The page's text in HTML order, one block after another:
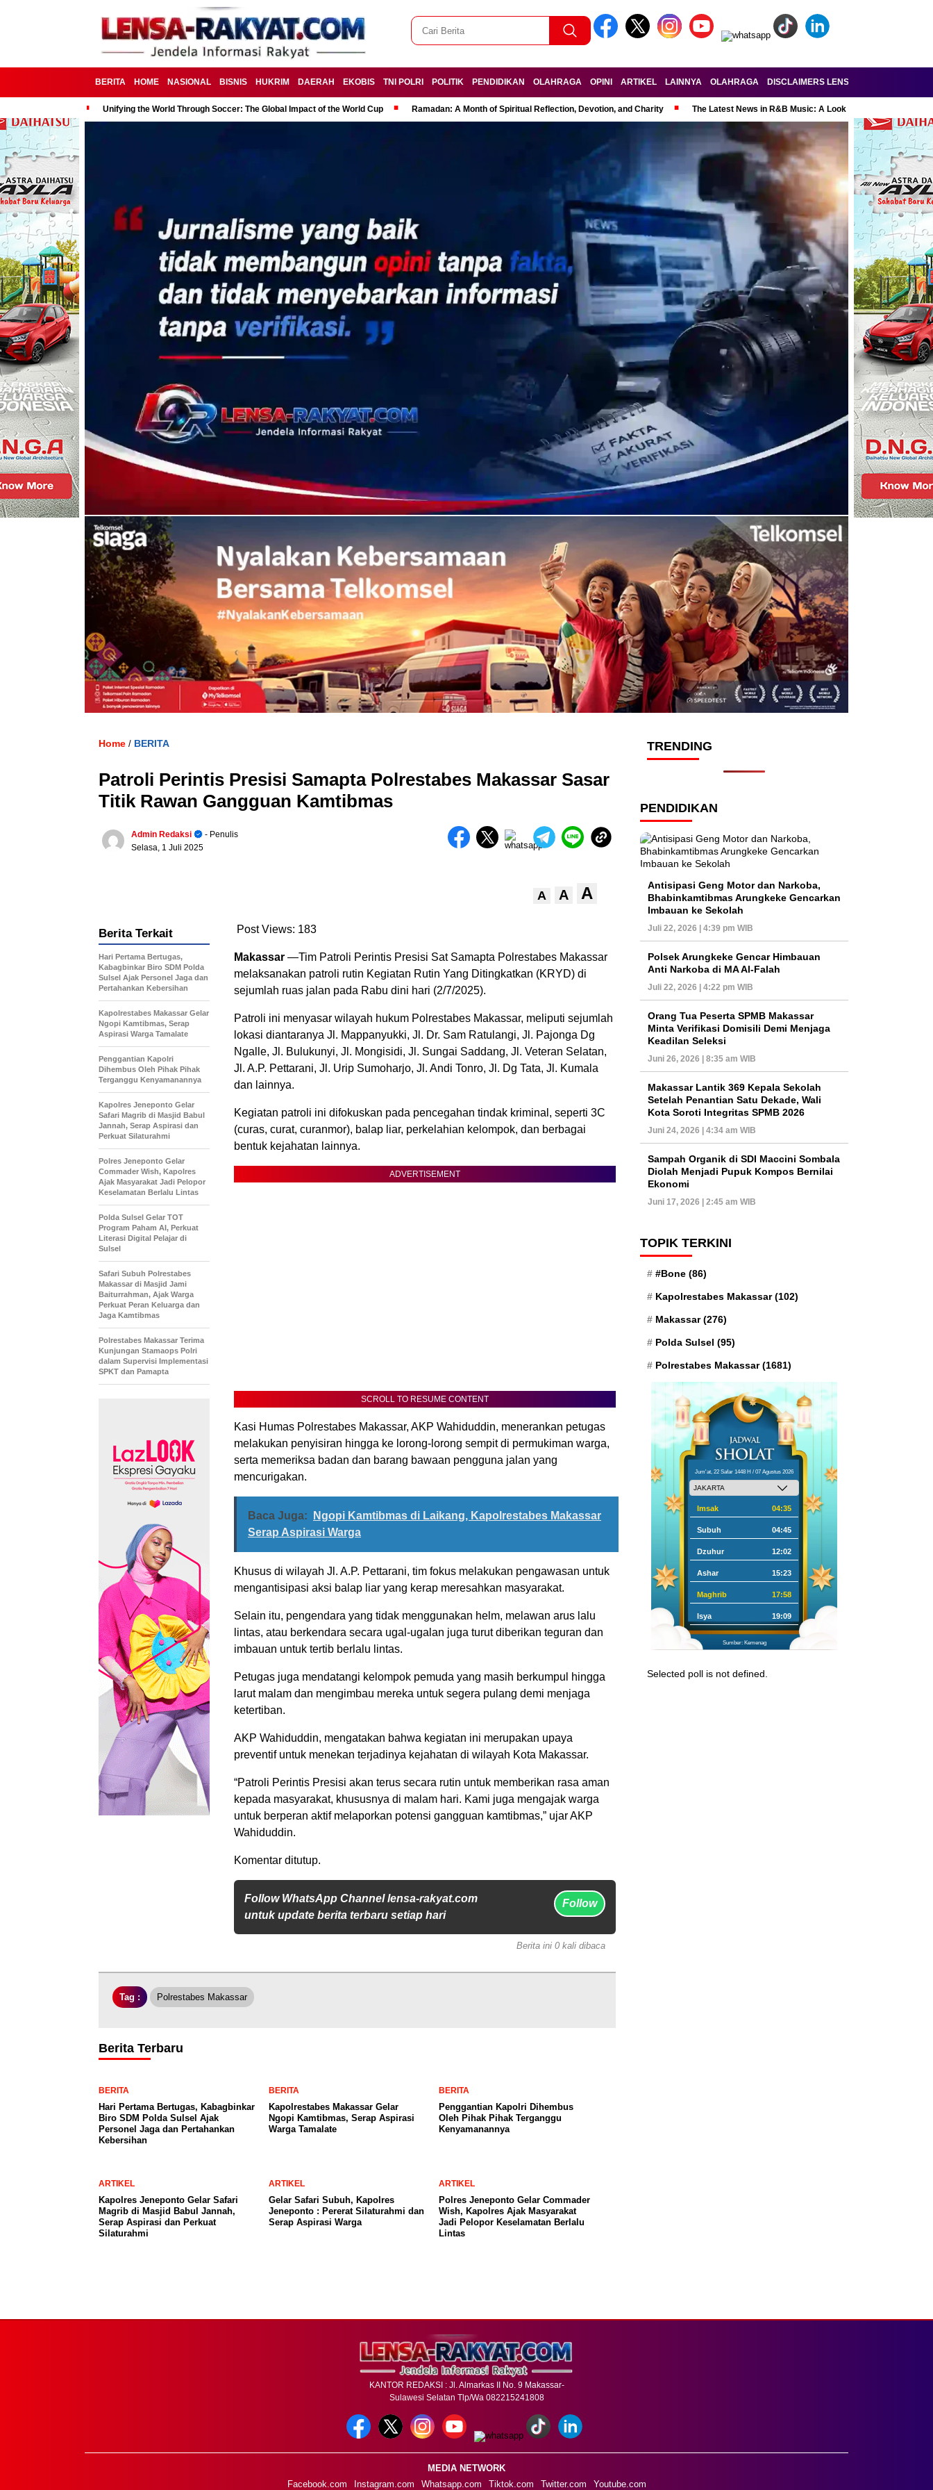
BERITA HOME NASIONAL BISNIS HUKRIM DAERAH EKOBIS TNI POLRI POLITIK PENDIDIKAN OLAHRAGA OPINI ARTIKEL LAINNYA OLAHRAGA DISCLAIMERS LENSA-RAKYAT.COM
Unifying the World Through Soccer: The Global Impact of the World Cup Ramadan: A Month of Spiritual Reflection, Devotion, and Charity The Latest News in R&B Music: A Look at Super Bowl
Home / BERITA
Patroli Perintis Presisi Samapta Polrestabes Makassar Sasar
Titik Rawan Gangguan Kamtibmas
Admin Redaksi
- Penulis
Selasa, 1 Juli 2025
A A A
Post Views: 183
Makassar —Tim Patroli Perintis Presisi Sat Samapta Polrestabes Makassar
melaksanakan patroli rutin Kegiatan Rutin Yang Ditingkatkan (KRYD) di
sejumlah ruas jalan pada Rabu dini hari (2/7/2025).
Patroli ini menyasar wilayah hukum Polrestabes Makassar, meliputi sejumlah
lokasi diantaranya Jl. Mappanyukki, Jl. Dr. Sam Ratulangi, Jl. Pajonga Dg
Ngalle, Jl. Bulukunyi, Jl. Mongisidi, Jl. Sungai Saddang, Jl. Veteran Selatan,
Jl. A.P. Pettarani, Jl. Urip Sumoharjo, Jl. Andi Tonro, Jl. Dg Tata, Jl. Kumala
dan lainnya.
Kegiatan patroli ini difokuskan pada pencegahan tindak kriminal, seperti 3C
(curas, curat, curanmor), balap liar, perkelahian kelompok, dan berbagai
bentuk kejahatan lainnya.
ADVERTISEMENT
SCROLL TO RESUME CONTENT
Kasi Humas Polrestabes Makassar, AKP Wahiduddin, menerankan petugas
melakukan penyisiran hingga ke lorong-lorong sempit di permukiman warga,
serta memeriksa badan dan barang bawaan pengguna jalan yang
mencurigakan.
Baca Juga:
Ngopi Kamtibmas di Laikang, Kapolrestabes Makassar
Serap Aspirasi Warga
Khusus di wilayah Jl. A.P. Pettarani, tim fokus melakukan pengawasan untuk
mengantisipasi aksi balap liar yang kerap meresahkan masyarakat.
Selain itu, pengendara yang tidak menggunakan helm, melawan arus lalu
lintas, atau berkendara secara ugal-ugalan juga turut diberikan teguran dan
imbauan untuk tertib berlalu lintas.
Petugas juga mendatangi kelompok pemuda yang masih berkumpul hingga
larut malam dan mengimbau mereka untuk segera pulang demi menjaga
ketertiban.
AKP Wahiduddin, mengatakan bahwa kegiatan ini merupakan upaya
preventif untuk menekan terjadinya kejahatan di wilayah Kota Makassar.
“Patroli Perintis Presisi akan terus secara rutin untuk memberikan rasa aman
kepada masyarakat, khususnya di malam hari. Kami juga mengajak warga
untuk berperan aktif melaporkan potensi gangguan kamtibmas,” ujar AKP
Wahiduddin.
Komentar ditutup.
Follow WhatsApp Channel lensa-rakyat.com
untuk update berita terbaru setiap hari
Follow
Berita Terkait
Hari Pertama Bertugas,
Kabagbinkar Biro SDM Polda
Sulsel Ajak Personel Jaga dan
Pertahankan Kebersihan
Kapolrestabes Makassar Gelar
Ngopi Kamtibmas, Serap
Aspirasi Warga Tamalate
Penggantian Kapolri
Dihembus Oleh Pihak Pihak
Terganggu Kenyamanannya
Kapolres Jeneponto Gelar
Safari Magrib di Masjid Babul
Jannah, Serap Aspirasi dan
Perkuat Silaturahmi
Polres Jeneponto Gelar
Commader Wish, Kapolres
Ajak Masyarakat Jadi Pelopor
Keselamatan Berlalu Lintas
Polda Sulsel Gelar TOT
Program Paham AI, Perkuat
Literasi Digital Pelajar di
Sulsel
Safari Subuh Polrestabes
Makassar di Masjid Jami
Baiturrahman, Ajak Warga
Perkuat Peran Keluarga dan
Jaga Kamtibmas
Polrestabes Makassar Terima
Kunjungan Stamaops Polri
dalam Supervisi Implementasi
SPKT dan Pamapta
Berita ini 0 kali dibaca
Tag : Polrestabes Makassar
Berita Terbaru
BERITA
Hari Pertama Bertugas, Kabagbinkar
Biro SDM Polda Sulsel Ajak
Personel Jaga dan Pertahankan
Kebersihan
BERITA
Kapolrestabes Makassar Gelar
Ngopi Kamtibmas, Serap Aspirasi
Warga Tamalate
BERITA
Penggantian Kapolri Dihembus
Oleh Pihak Pihak Terganggu
Kenyamanannya
ARTIKEL
Kapolres Jeneponto Gelar Safari
Magrib di Masjid Babul Jannah,
Serap Aspirasi dan Perkuat
Silaturahmi
ARTIKEL
Gelar Safari Subuh, Kapolres
Jeneponto : Pererat Silaturahmi dan
Serap Aspirasi Warga
ARTIKEL
Polres Jeneponto Gelar Commader
Wish, Kapolres Ajak Masyarakat
Jadi Pelopor Keselamatan Berlalu
Lintas
TRENDING
PENDIDIKAN
Antisipasi Geng Motor dan Narkoba,
Bhabinkamtibmas Arungkeke Gencarkan
Imbauan ke Sekolah
Juli 22, 2026 | 4:39 pm WIB
Polsek Arungkeke Gencar Himbauan
Anti Narkoba di MA Al-Falah
Juli 22, 2026 | 4:22 pm WIB
Orang Tua Peserta SPMB Makassar
Minta Verifikasi Domisili Demi Menjaga
Keadilan Seleksi
Juni 26, 2026 | 8:35 am WIB
Makassar Lantik 369 Kepala Sekolah
Setelah Penantian Satu Dekade, Wali
Kota Soroti Integritas SPMB 2026
Juni 24, 2026 | 4:34 am WIB
Sampah Organik di SDI Maccini Sombala
Diolah Menjadi Pupuk Kompos Bernilai
Ekonomi
Juni 17, 2026 | 2:45 am WIB
TOPIK TERKINI
#Bone (86)
Kapolrestabes Makassar(102)
Makassar(276)
Polda Sulsel (95)
Polrestabes Makassar(1681)
Jum'at, 22 Safar 1448 H / 07 Agustus 2026
Imsak 04:35
Subuh 04:45
Dzuhur 12:02
Ashar 15:23
Maghrib 17:58
Isya 19:09
Sumber: Kemenag
Selected poll is not defined.
KANTOR REDAKSI : Jl. Almarkas II No. 9 Makassar-
Sulawesi Selatan Tlp/Wa 082215241808
MEDIA NETWORK
Facebook.com
Instagram.com Whatsapp.com Tiktok.com Twitter.com Youtube.com